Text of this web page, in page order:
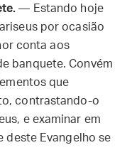
— Estando hoje
por ocasião
conta aos
banquete. Convém
que
contrastando-o
e examinar em
deste Evangelho se